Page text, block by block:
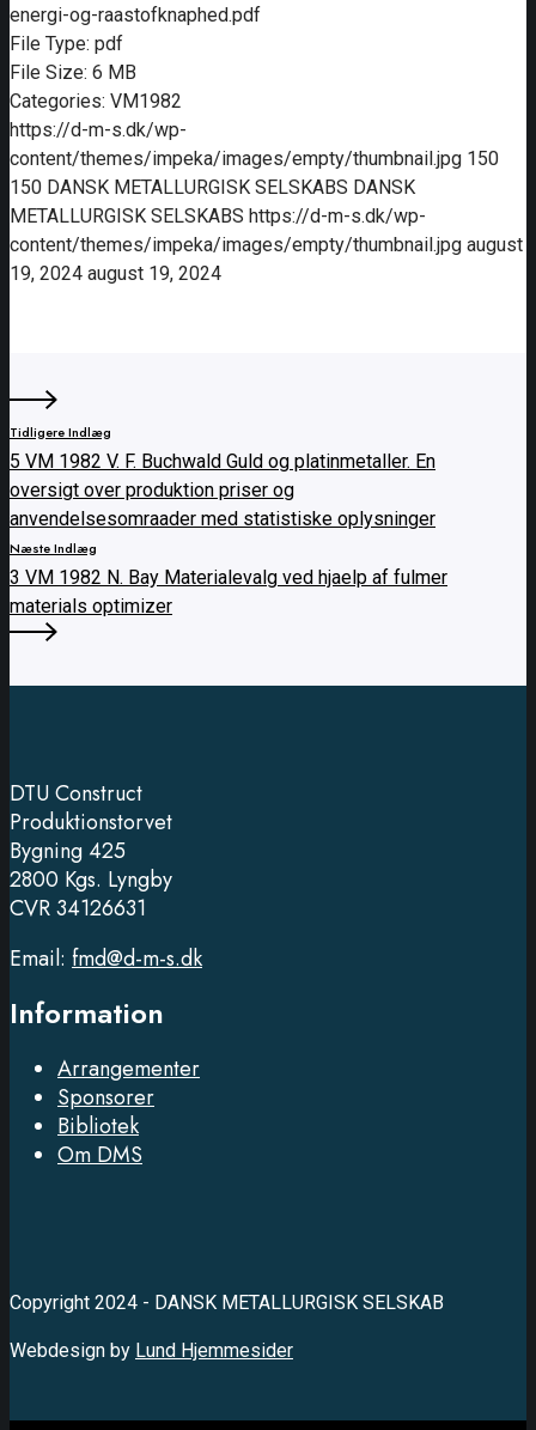
energi-og-raastofknaphed.pdf
File Type: pdf
File Size: 6 MB
Categories: VM1982
https://d-m-s.dk/wp-
content/themes/impeka/images/empty/thumbnail.jpg 150
150 DANSK METALLURGISK SELSKABS DANSK
METALLURGISK SELSKABS https://d-m-s.dk/wp-
content/themes/impeka/images/empty/thumbnail.jpg august
19, 2024 august 19, 2024
Tidligere Indlæg
5 VM 1982 V. F. Buchwald Guld og platinmetaller. En
oversigt over produktion priser og
anvendelsesomraader med statistiske oplysninger
Næste Indlæg
3 VM 1982 N. Bay Materialevalg ved hjaelp af fulmer
materials optimizer
DTU Construct
Produktionstorvet
Bygning 425
2800 Kgs. Lyngby
CVR 34126631
Email: fmd@d-m-s.dk
Information
Arrangementer
Sponsorer
Bibliotek
Om DMS
Copyright 2024 - DANSK METALLURGISK SELSKAB
Webdesign by Lund Hjemmesider